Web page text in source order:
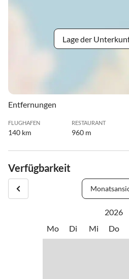
Lage der
Entfernungen
FLUGHAFEN
140 km
RESTAURANT
960 m
Verfügbarkeit
2026
Mo
Di Mi Do